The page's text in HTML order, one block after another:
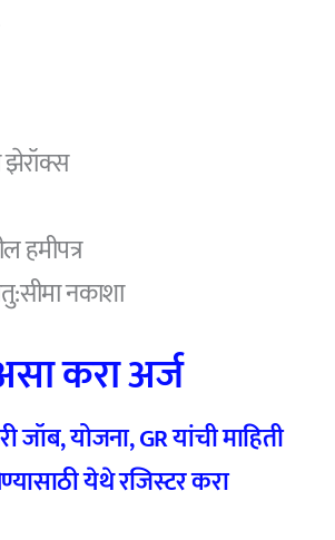
हमीपत्र
नकाशा
करा अर्ज
जॉब, योजना, GR यांची माहिती
येथे रजिस्टर करा